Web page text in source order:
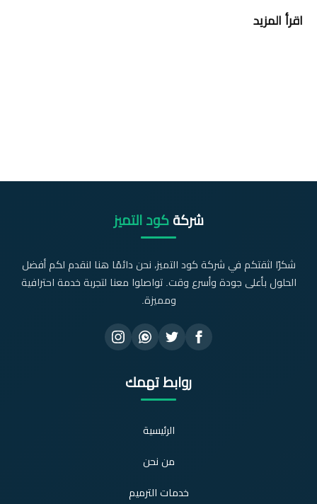
اقرأ المزيد
شركةكود التميز
شكرًا لثقتكم في شركة كود التميز، نحن دائمًا هنا لنقدم لكم أفضل
الحلول بأعلى جودة وأسرع وقت. تواصلوا معنا لتجربة خدمة احترافية
ومميزة.
روابط تهمك
الرئيسية
من نحن
خدمات الترميم